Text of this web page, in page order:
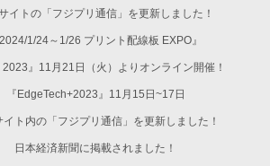
イトの「フジプリ通信」を更新しました！
2024/1/24～1/26 プリント配線板 EXPO』
2023』11月21日（火）よりオンライン開催！
『EdgeTech+2023』11月15日~17日
イト内の「フジプリ通信」を更新しました！
日本経済新聞に掲載されました！